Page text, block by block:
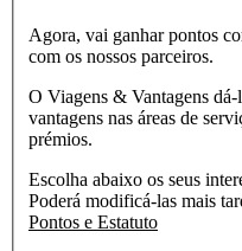
Agora, vai ganhar pontos
com os nossos parceiros.
O Viagens & Vantagens
vantagens nas áreas de
prémios.
Escolha abaixo os seus
Poderá modificá-las mais
Pontos e Estatuto